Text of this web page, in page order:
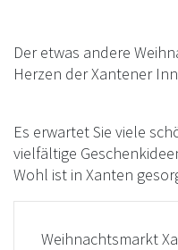
Der etwas andere
Herzen der Xantener
Es erwartet Sie viele
vielfältige
Wohl ist in Xanten
Weihnachtsmarkt